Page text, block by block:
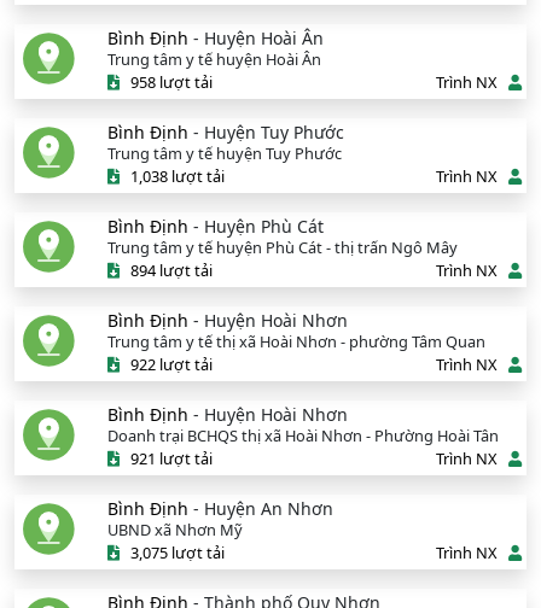
Bình Định - Huyện Hoài Ân
Trung tâm y tế huyện Hoài Ân
958 lượt tải
Trình NX
Bình Định - Huyện Tuy Phước
Trung tâm y tế huyện Tuy Phước
1,038 lượt tải
Trình NX
Bình Định - Huyện Phù Cát
Trung tâm y tế huyện Phù Cát - thị trấn Ngô Mây
894 lượt tải
Trình NX
Bình Định - Huyện Hoài Nhơn
Trung tâm y tế thị xã Hoài Nhơn - phường Tâm Quan
922 lượt tải
Trình NX
Bình Định - Huyện Hoài Nhơn
Doanh trại BCHQS thị xã Hoài Nhơn - Phường Hoài Tân
921 lượt tải
Trình NX
Bình Định - Huyện An Nhơn
UBND xã Nhơn Mỹ
3,075 lượt tải
Trình NX
Bình Định - Thành phố Quy Nhơn